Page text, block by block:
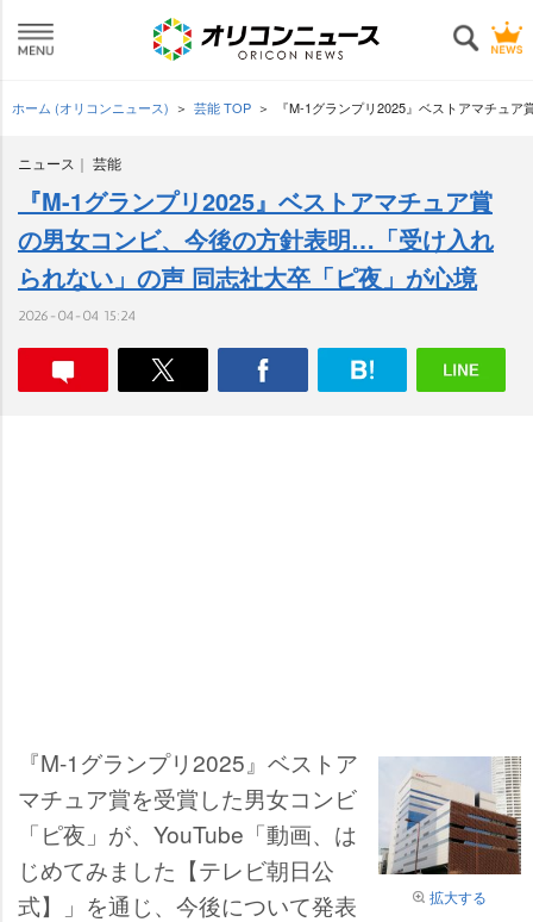
ホーム (オリコンニュース) 芸能 TOP 『M-1グランプリ2025』ベストアマチュ
ニュース 芸能
『M-1グランプリ2025』ベストアマチュア賞
の男女コンビ、今後の方針表明…「受け入れ
られない」の声 同志社大卒「ピ夜」が心境
2026-04-04 15:24
拡大する
『M-1グランプリ2025』ベストア
マチュア賞を受賞した男女コンビ
「ピ夜」が、YouTube「動画、は
じめてみました【テレビ朝日公
式】」を通じ、今後について発表